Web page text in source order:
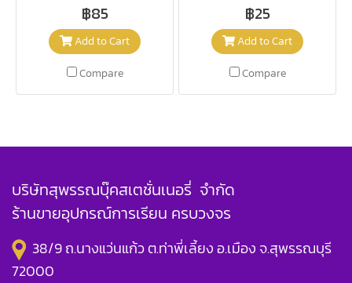
฿85
Add to Cart
Compare
฿25
Add to Cart
Compare
บริษัทสุพรรณบุ๊คสเตชั่นเนอรี่ จำกัด
ร้านขายอุปกรณ์การเรียน ครบวงจร
38/9 ถ.นางแว่นแก้ว ต.ท่าพี่เลี้ยง อ.เมือง จ.สุพรรณบุรี
72000